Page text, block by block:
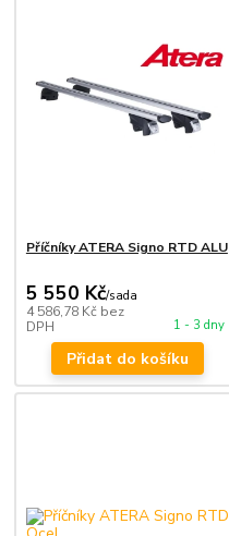
Příčníky ATERA Signo RTD ALU
5 550 Kč/sada
4 586,78 Kč bez
DPH
1 - 3 dny
Přidat do košíku